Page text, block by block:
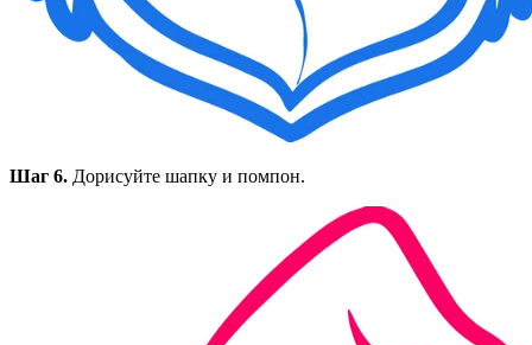
Шаг 6. Дорисуйте шапку и помпон.